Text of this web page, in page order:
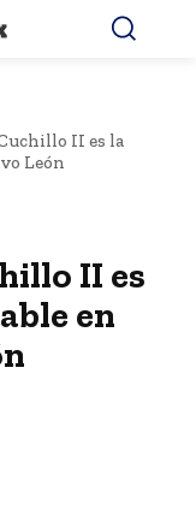
II es la
León
II es
en